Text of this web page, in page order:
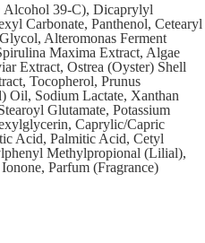
Alcohol 39-C), Dicaprylyl
Carbonate, Panthenol, Cetearyl
Alteromonas Ferment
Maxima Extract, Algae
Extract, Ostrea (Oyster) Shell
Tocopherol, Prunus
Oil, Sodium Lactate, Xanthan
Glutamate, Potassium
Caprylic/Capric
Acid, Palmitic Acid, Cetyl
Methylpropional (Lilial),
Parfum (Fragrance)